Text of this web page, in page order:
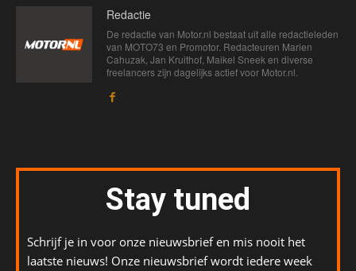
Redactie
De redactie van Motor.nl bestaat uit alle redactieleden
van MOTO73 en Promotor. Redacteuren Marien
Cahuzak, Jan Kruithof, Maikel Sneek en diverse
freelancers zijn dagelijks actief voor Motor.nl.
Stay tuned
Schrijf je in voor onze nieuwsbrief en mis nooit het
laatste nieuws! Onze nieuwsbrief wordt iedere week